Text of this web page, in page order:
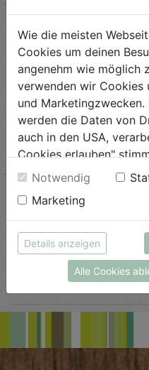
Wie die meisten
Cookies um deinen
angenehm wie möglich
verwenden wir Cookies
und
werden die Daten von
auch in den USA,
Cookies erlauben"
Cookies zu. Unter
Infos zu den
auch entscheiden,
möchtest.
Weitere Informationen
Datenschutzerklärung
Notwendig
Marketing
Details anzeigen
Alle Cookies